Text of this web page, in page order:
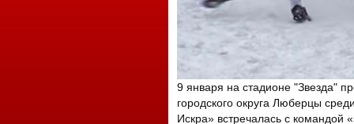
9 января на стадионе "Звезда"
городского округа Люберцы
Искра» встречалась с командой